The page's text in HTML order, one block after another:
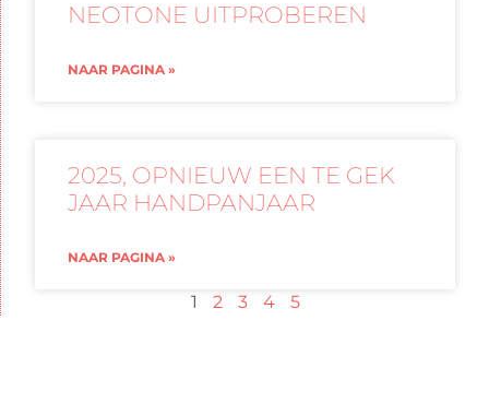
NEOTONE UITPROBEREN
NAAR PAGINA »
2025, OPNIEUW EEN TE GEK
JAAR HANDPANJAAR
NAAR PAGINA »
1 2 3 4 5